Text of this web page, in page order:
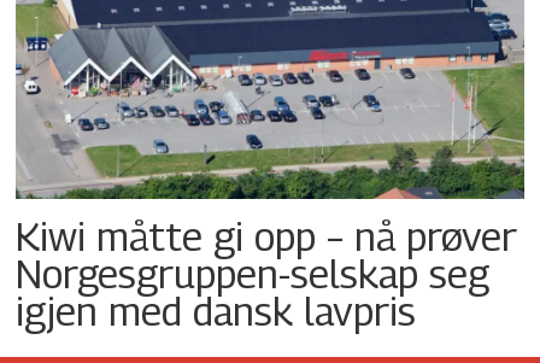
Kiwi måtte gi opp – nå prøver
Norgesgruppen-selskap seg
igjen med dansk lavpris